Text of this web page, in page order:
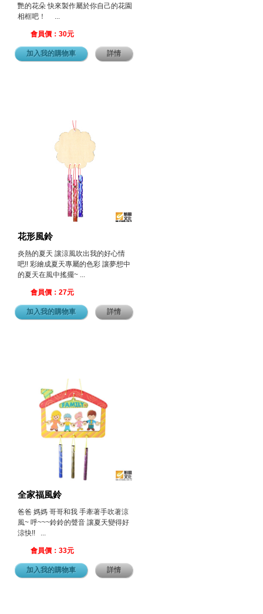
艷的花朵 快來製作屬於你自己的花園
相框吧！ ...
會員價：30元
加入我的購物車 詳情
花形風鈴
炎熱的夏天 讓涼風吹出我的好心情
吧!! 彩繪成夏天專屬的色彩 讓夢想中
的夏天在風中搖擺~ ...
會員價：27元
加入我的購物車 詳情
全家福風鈴
爸爸 媽媽 哥哥和我 手牽著手吹著涼
風~ 呼~~~鈴鈴的聲音 讓夏天變得好
涼快!! ...
會員價：33元
加入我的購物車 詳情